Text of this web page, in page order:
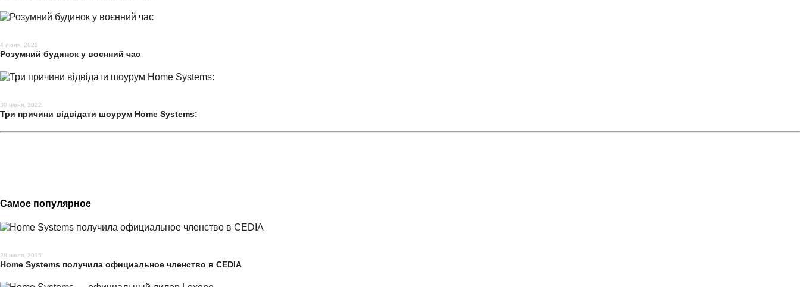
4 июля, 2022
Розумний будинок у воєнний час
30 июня, 2022
Три причини відвідати шоурум Home Systems:
Самое популярное
28 июля, 2015
Home Systems получила официальное членство в CEDIA